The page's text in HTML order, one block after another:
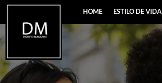
HOME ESTILO DE VIDA